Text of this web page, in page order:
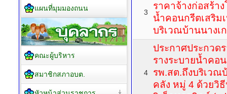
3
ราคาจ้างก่อสร้า
น้ำคอนกรีตเสริม
บริเวณบ้านนางเ
4
ประกาศประกวด
รางระบายน้ำคอ
รพ.สต.ถึงบริเวณ
คลัง หมู่ 4 ด้วยวิ
แผนที่มุมมองถนน
คณะผู้บริหาร
สมาชิกสภาอบต.